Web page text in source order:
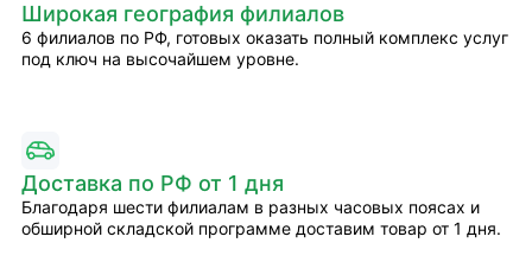
Широкая география филиалов
6 филиалов по РФ, готовых оказать полный комплекс услуг
под ключ на высочайшем уровне.
Доставка по РФ от 1 дня
Благодаря шести филиалам в разных часовых поясах и
обширной складской программе доставим товар от 1 дня.